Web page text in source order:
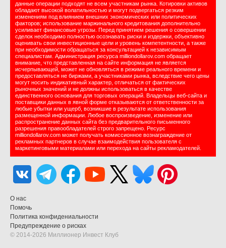
данные операции подходят не всем участникам рынка. Котировки активов
обладают высокой волатильностью и могут подвергаться резким
изменениям под влиянием внешних экономических или политических
факторов; использование маржинального кредитования дополнительно
усиливает финансовые угрозы. Перед принятием решения о совершении
сделок необходимо полностью осознавать риски и издержки, объективно
оценивать свои инвестиционные цели и уровень компетентности, а также
при необходимости обращаться за консультацией к независимым
специалистам. Администрация ресурса milliondollarov.com обращает
внимание, что представленная на сайте информация не является
исчерпывающей, может не обновляться в режиме реального времени и
предоставляться не биржами, а участниками рынка, вследствие чего цены
могут носить индикативный характер, отличаться от фактических
рыночных значений и не должны использоваться в качестве
единственного основания для торговых операций. Владельцы веб-сайта и
поставщики данных в явной форме отказываются от ответственности за
любые убытки или ущерб, возникшие в результате использования
размещенной информации. Любое воспроизведение, изменение или
распространение данных сайта без предварительного письменного
разрешения правообладателей строго запрещено. Ресурс
milliondollarov.com может получать комиссионное вознаграждение от
рекламных партнеров в случае взаимодействия пользователя с
маркетинговыми материалами или перехода на сайты рекламодателей.
О нас
Помочь
Политика конфидениальности
Предупреждение о рисках
© 2014-2026 Миллионер Инвест Клуб